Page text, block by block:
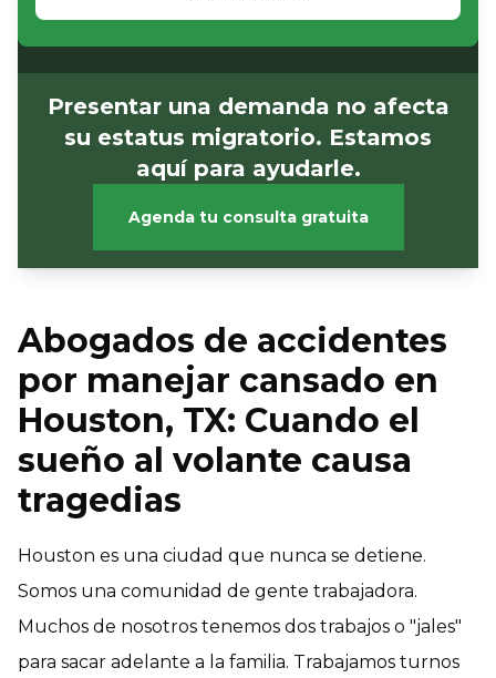
Presentar una demanda no afecta
su estatus migratorio. Estamos
aquí para ayudarle.
Agenda tu consulta gratuita
Abogados de accidentes
por manejar cansado en
Houston, TX: Cuando el
sueño al volante causa
tragedias
Houston es una ciudad que nunca se detiene.
Somos una comunidad de gente trabajadora.
Muchos de nosotros tenemos dos trabajos o "jales"
para sacar adelante a la familia. Trabajamos turnos